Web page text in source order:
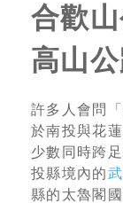
合歡
高山
許多人會問
於南投與花蓮
少數同時跨
投縣境內的
縣的太魯閣